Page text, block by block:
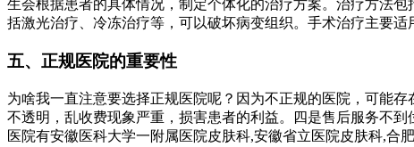
生会根据患者的具体情况，制定个体化的治疗方案。治疗方法
括激光治疗、冷冻治疗等，可以破坏病变组织。手术治疗主要
五、正规医院的重要性
为啥我一直注意要选择正规医院呢？因为不正规的医院，可能
不透明，乱收费现象严重，损害患者的利益。四是售后服务不
医院有安徽医科大学一附属医院皮肤科,安徽省立医院皮肤科,合